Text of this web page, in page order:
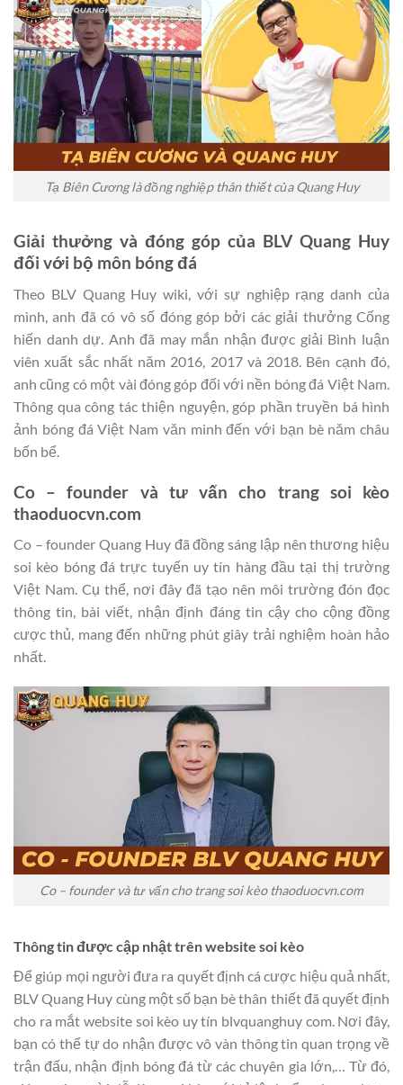
Tạ Biên Cương là đồng nghiệp thân thiết của Quang Huy
Giải thưởng và đóng góp của BLV Quang Huy
đối với bộ môn bóng đá
Theo BLV Quang Huy wiki, với sự nghiệp rạng danh của
mình, anh đã có vô số đóng góp bởi các giải thưởng Cống
hiến danh dự. Anh đã may mắn nhận được giải Bình luận
viên xuất sắc nhất năm 2016, 2017 và 2018. Bên cạnh đó,
anh cũng có một vài đóng góp đối với nền bóng đá Việt Nam.
Thông qua công tác thiện nguyện, góp phần truyền bá hình
ảnh bóng đá Việt Nam văn minh đến với bạn bè năm châu
bốn bể.
Co – founder và tư vấn cho trang soi kèo
thaoduocvn.com
Co – founder Quang Huy đã đồng sáng lập nên thương hiệu
soi kèo bóng đá trực tuyến uy tín hàng đầu tại thị trường
Việt Nam. Cụ thể, nơi đây đã tạo nên môi trường đón đọc
thông tin, bài viết, nhận định đáng tin cậy cho cộng đồng
cược thủ, mang đến những phút giây trải nghiệm hoàn hảo
nhất.
Co – founder và tư vấn cho trang soi kèo thaoduocvn.com
Thông tin được cập nhật trên website soi kèo
Để giúp mọi người đưa ra quyết định cá cược hiệu quả nhất,
BLV Quang Huy cùng một số bạn bè thân thiết đã quyết định
cho ra mắt website soi kèo uy tín blvquanghuy com. Nơi đây,
bạn có thể tự do nhận được vô vàn thông tin quan trọng về
trận đấu, nhận định bóng đá từ các chuyên gia lớn,… Từ đó,